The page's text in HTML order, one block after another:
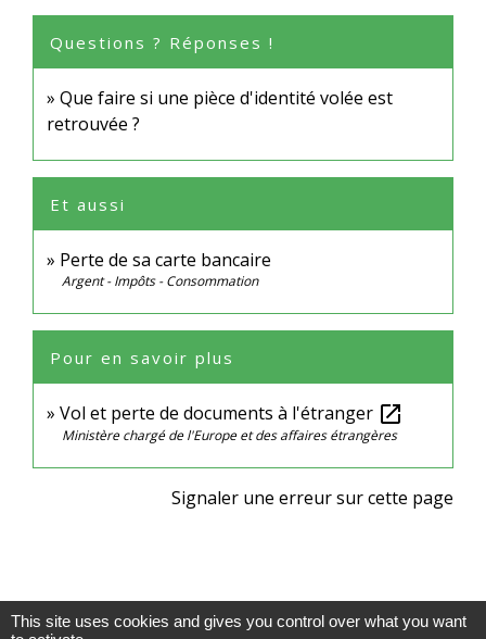
Questions ? Réponses !
Que faire si une pièce d'identité volée est
retrouvée ?
Et aussi
Perte de sa carte bancaire
Argent - Impôts - Consommation
Pour en savoir plus
Vol et perte de documents à l'étranger open_in_new
Ministère chargé de l'Europe et des affaires étrangères
Signaler une erreur sur cette page
This site uses cookies and gives you control over what you want